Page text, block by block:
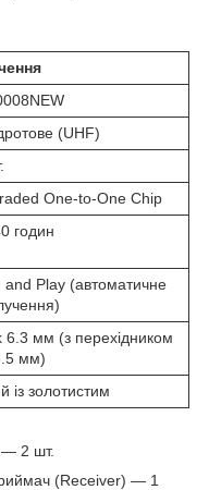
(UHF)
One-to-One Chip
годин
and Play (автоматичне
6.3 мм (з перехідником
мм)
із золотистим
— 2 шт.
(Receiver) — 1